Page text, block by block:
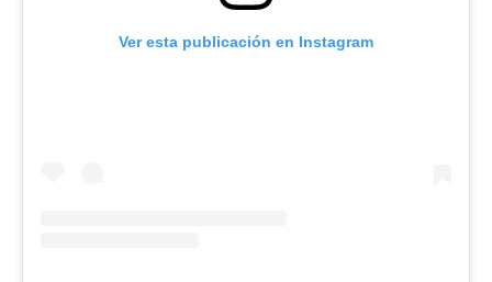
Ver esta publicación en Instagram